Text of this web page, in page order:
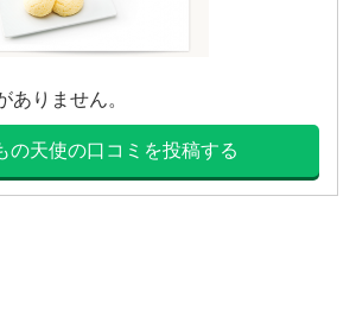
ありません。
の天使の口コミを投稿する